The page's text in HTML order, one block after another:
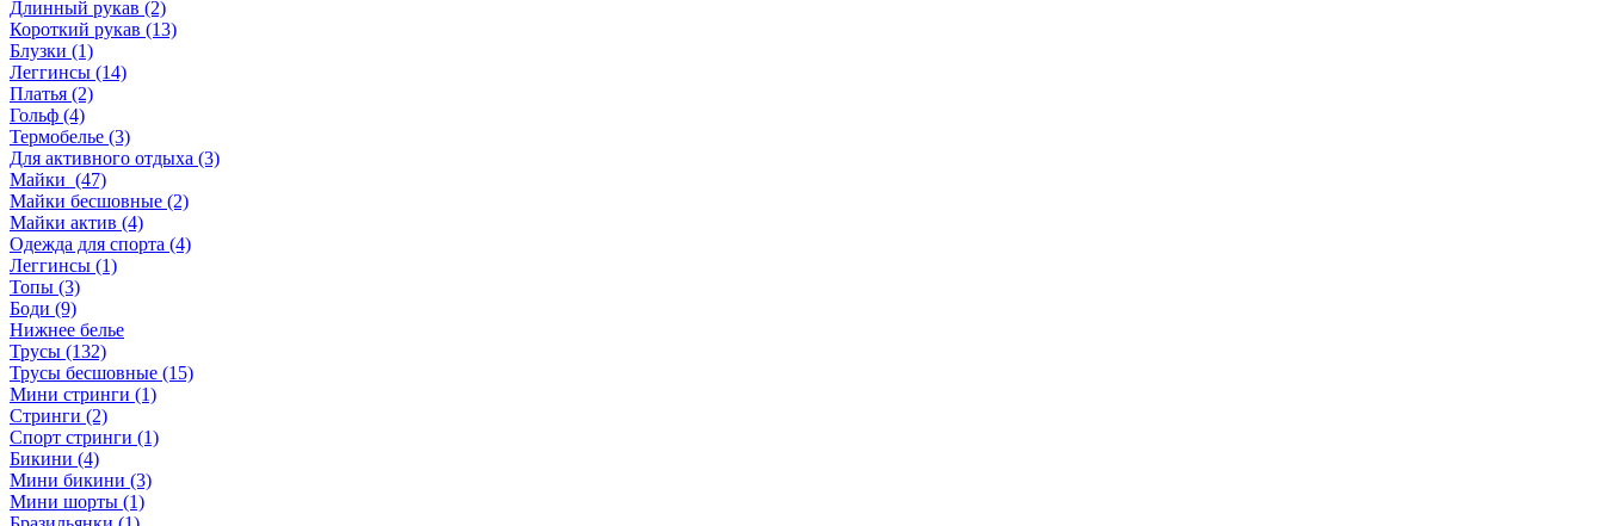
Длинный рукав (2)
Короткий рукав (13)
Блузки (1)
Леггинсы (14)
Платья (2)
Гольф (4)
Термобелье (3)
Для активного отдыха (3)
Майки (47)
Майки бесшовные (2)
Майки актив (4)
Одежда для спорта (4)
Леггинсы (1)
Топы (3)
Боди (9)
Нижнее белье
Трусы (132)
Трусы бесшовные (15)
Мини стринги (1)
Стринги (2)
Спорт стринги (1)
Бикини (4)
Мини бикини (3)
Мини шорты (1)